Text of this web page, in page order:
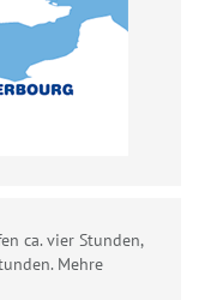
ca. vier Stunden,
Mehre